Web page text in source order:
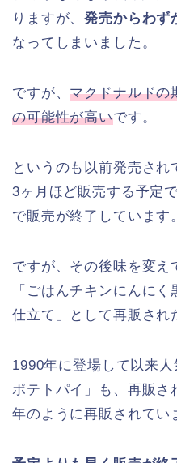
りますが、発売からわず
なってしまいました。
ですが、マクドナルドの
の可能性が高いです。
というのも以前発売され
3ヶ月ほど販売する予定
で販売が終了しています。
ですが、その後味を変え
「ごはんチキンにんに
仕立て」として再販され
1990年に登場して以来
ポテトパイ」も、再販さ
年のように再販されてい